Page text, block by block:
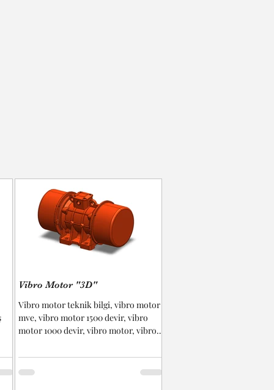
Vibro Motor "3D"
Vibro motor teknik bilgi, vibro motor
mve, vibro motor 1500 devir, vibro
motor 1000 devir, vibro motor, vibro